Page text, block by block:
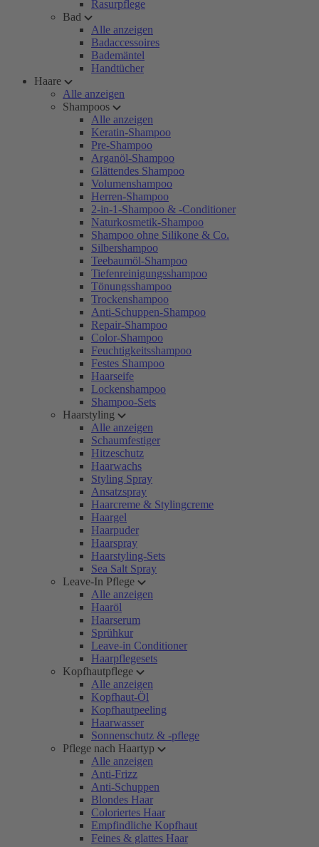
Rasurpflege
Bad
Alle anzeigen
Badaccessoires
Bademäntel
Handtücher
Haare
Alle anzeigen
Shampoos
Alle anzeigen
Keratin-Shampoo
Pre-Shampoo
Arganöl-Shampoo
Glättendes Shampoo
Volumenshampoo
Herren-Shampoo
2-in-1-Shampoo & -Conditioner
Naturkosmetik-Shampoo
Shampoo ohne Silikone & Co.
Silbershampoo
Teebaumöl-Shampoo
Tiefenreinigungsshampoo
Tönungsshampoo
Trockenshampoo
Anti-Schuppen-Shampoo
Repair-Shampoo
Color-Shampoo
Feuchtigkeitsshampoo
Festes Shampoo
Haarseife
Lockenshampoo
Shampoo-Sets
Haarstyling
Alle anzeigen
Schaumfestiger
Hitzeschutz
Haarwachs
Styling Spray
Ansatzspray
Haarcreme & Stylingcreme
Haargel
Haarpuder
Haarspray
Haarstyling-Sets
Sea Salt Spray
Leave-In Pflege
Alle anzeigen
Haaröl
Haarserum
Sprühkur
Leave-in Conditioner
Haarpflegesets
Kopfhautpflege
Alle anzeigen
Kopfhaut-Öl
Kopfhautpeeling
Haarwasser
Sonnenschutz & -pflege
Pflege nach Haartyp
Alle anzeigen
Anti-Frizz
Anti-Schuppen
Blondes Haar
Coloriertes Haar
Empfindliche Kopfhaut
Feines & glattes Haar